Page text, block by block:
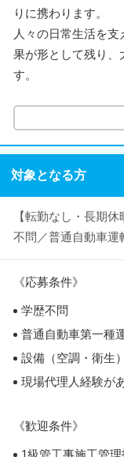
りに携わります。
人々の日常生活を
果が形として残り、
す。
対象となる方
【転勤なし・長期
不問／普通自動車運
《応募条件》
学歴不問
普通自動車第一種
設備（空調・衛生
現場代理人経験が
《歓迎条件》
1級管工事施工管